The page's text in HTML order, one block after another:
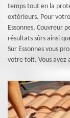
temps tout en la
extérieurs. Pour
Essonnes, Couvreur
résultats sûrs ainsi
Sur Essonnes vous
votre toit. Vous avez